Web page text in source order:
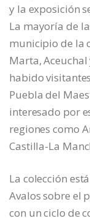
y la exposición
La mayoría de
municipio de la
Marta,
habido
Puebla del
interesado por
regiones como
Castilla-La
La colección
Avalos sobre el
con un ciclo de